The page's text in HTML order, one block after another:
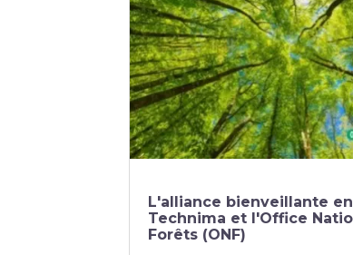
L'alliance bienveillante
Technima et l'Office
Forêts (ONF)